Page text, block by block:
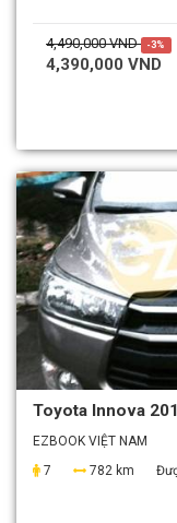
4,490,000 VND -3%
4,390,000 VND
Toyota Innova
EZBOOK VIỆT NAM
7
782 km